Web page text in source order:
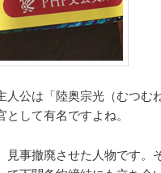
公は「陸奥宗光（むつむ
して有名ですよね。
事撤廃させた人物です。